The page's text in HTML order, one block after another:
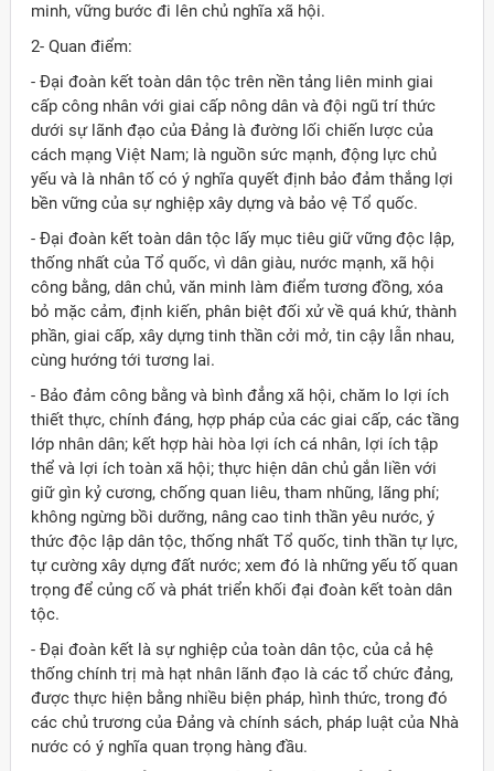
minh, vững bước đi lên chủ nghĩa xã hội.
2- Quan điểm:
- Ðại đoàn kết toàn dân tộc trên nền tảng liên minh giai
cấp công nhân với giai cấp nông dân và đội ngũ trí thức
dưới sự lãnh đạo của Ðảng là đường lối chiến lược của
cách mạng Việt Nam; là nguồn sức mạnh, động lực chủ
yếu và là nhân tố có ý nghĩa quyết định bảo đảm thắng lợi
bền vững của sự nghiệp xây dựng và bảo vệ Tổ quốc.
- Ðại đoàn kết toàn dân tộc lấy mục tiêu giữ vững độc lập,
thống nhất của Tổ quốc, vì dân giàu, nước mạnh, xã hội
công bằng, dân chủ, văn minh làm điểm tương đồng, xóa
bỏ mặc cảm, định kiến, phân biệt đối xử về quá khứ, thành
phần, giai cấp, xây dựng tinh thần cởi mở, tin cậy lẫn nhau,
cùng hướng tới tương lai.
- Bảo đảm công bằng và bình đẳng xã hội, chăm lo lợi ích
thiết thực, chính đáng, hợp pháp của các giai cấp, các tầng
lớp nhân dân; kết hợp hài hòa lợi ích cá nhân, lợi ích tập
thể và lợi ích toàn xã hội; thực hiện dân chủ gắn liền với
giữ gìn kỷ cương, chống quan liêu, tham nhũng, lãng phí;
không ngừng bồi dưỡng, nâng cao tinh thần yêu nước, ý
thức độc lập dân tộc, thống nhất Tổ quốc, tinh thần tự lực,
tự cường xây dựng đất nước; xem đó là những yếu tố quan
trọng để củng cố và phát triển khối đại đoàn kết toàn dân
tộc.
- Ðại đoàn kết là sự nghiệp của toàn dân tộc, của cả hệ
thống chính trị mà hạt nhân lãnh đạo là các tổ chức đảng,
được thực hiện bằng nhiều biện pháp, hình thức, trong đó
các chủ trương của Ðảng và chính sách, pháp luật của Nhà
nước có ý nghĩa quan trọng hàng đầu.